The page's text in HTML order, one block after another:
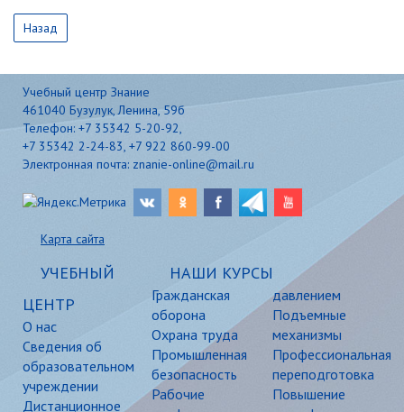
Назад
Учебный центр Знание
461040 Бузулук, Ленина, 59б
Телефон: +7 35342 5-20-92,
+7 35342 2-24-83, +7 922 860-99-00
Электронная почта: znanie-online@mail.ru
Карта сайта
УЧЕБНЫЙ
ЦЕНТР
О нас
Сведения об
образовательном
учреждении
Дистанционное
НАШИ КУРСЫ
Гражданская
оборона
Охрана труда
Промышленная
безопасность
Рабочие
давлением
Подъемные
механизмы
Профессиональная
переподготовка
Повышение